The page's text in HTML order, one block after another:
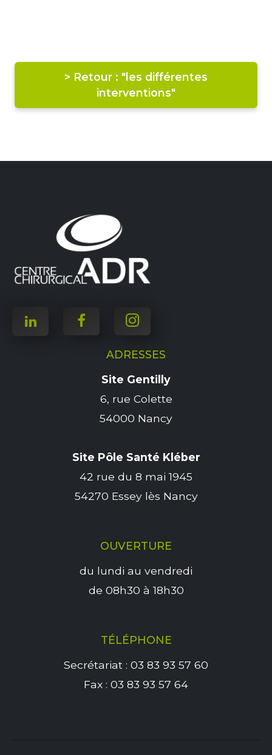
> Retour : "les différentes
interventions"
ADRESSES
Site Gentilly
6, rue Colette
54000 Nancy
Site Pôle Santé Kléber
42 rue du 8 mai 1945
54270 Essey lès Nancy
OUVERTURE
du lundi au vendredi
de 08h30 à 18h30
TÉLÉPHONE
Secrétariat : 03 83 93 57 60
Fax : 03 83 93 57 64